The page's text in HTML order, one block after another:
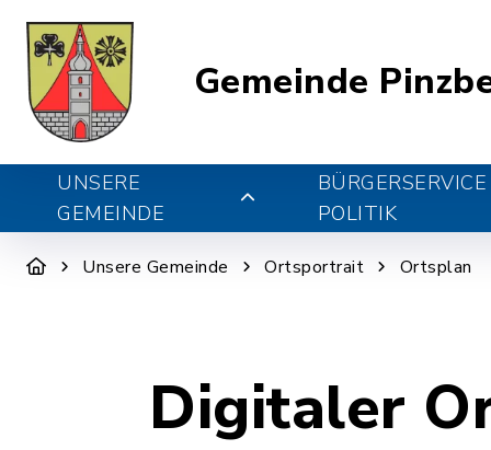
Gemeinde
UNSERE
GEMEINDE
POLITIK
Unsere Gemeinde Ortsportrait Ortsplan
Digitaler